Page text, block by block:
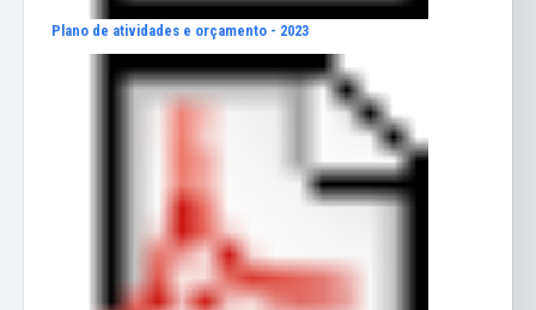
Plano de atividades e orçamento - 2023